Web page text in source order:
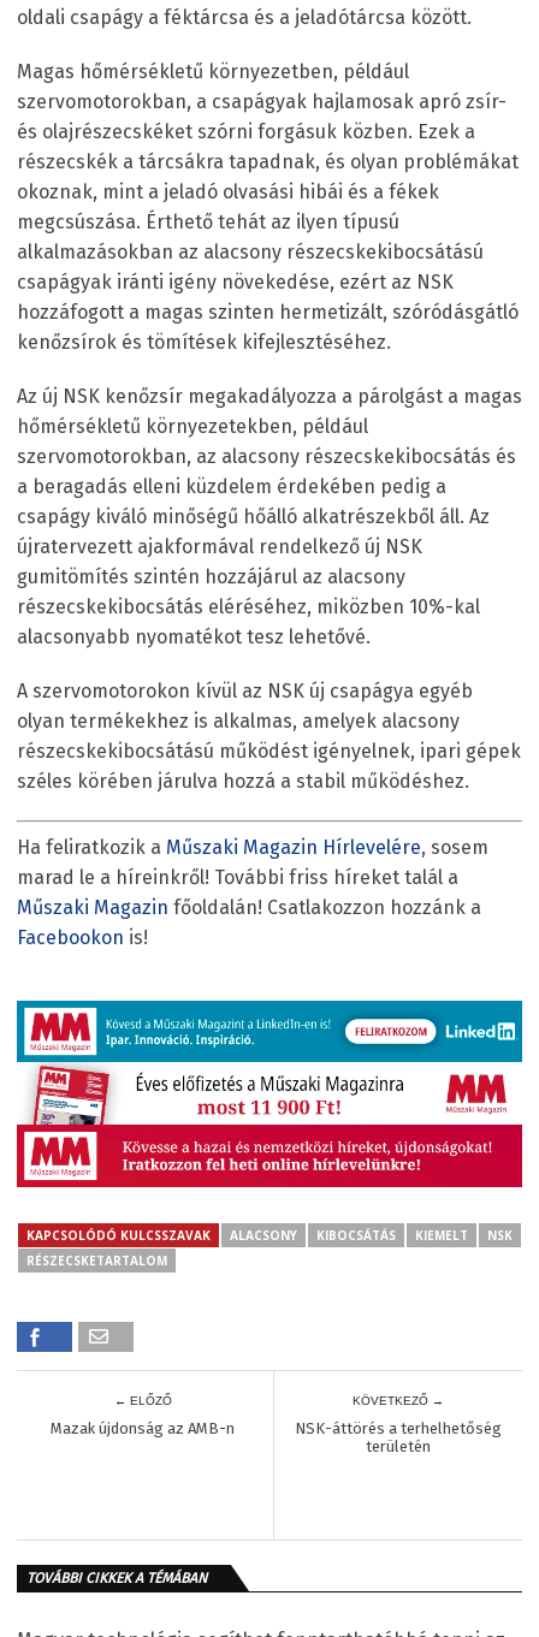
oldali csapágy a féktárcsa és a jeladótárcsa között.
Magas hőmérsékletű környezetben, például
szervomotorokban, a csapágyak hajlamosak apró zsír-
és olajrészecskéket szórni forgásuk közben. Ezek a
részecskék a tárcsákra tapadnak, és olyan problémákat
okoznak, mint a jeladó olvasási hibái és a fékek
megcsúszása. Érthető tehát az ilyen típusú
alkalmazásokban az alacsony részecskekibocsátású
csapágyak iránti igény növekedése, ezért az NSK
hozzáfogott a magas szinten hermetizált, szóródásgátló
kenőzsírok és tömítések kifejlesztéséhez.
Az új NSK kenőzsír megakadályozza a párolgást a magas
hőmérsékletű környezetekben, például
szervomotorokban, az alacsony részecskekibocsátás és
a beragadás elleni küzdelem érdekében pedig a
csapágy kiváló minőségű hőálló alkatrészekből áll. Az
újratervezett ajakformával rendelkező új NSK
gumitömítés szintén hozzájárul az alacsony
részecskekibocsátás eléréséhez, miközben 10%-kal
alacsonyabb nyomatékot tesz lehetővé.
A szervomotorokon kívül az NSK új csapágya egyéb
olyan termékekhez is alkalmas, amelyek alacsony
részecskekibocsátású működést igényelnek, ipari gépek
széles körében járulva hozzá a stabil működéshez.
Ha feliratkozik a Műszaki Magazin Hírlevelére, sosem
marad le a híreinkről! További friss híreket talál a
Műszaki Magazin főoldalán! Csatlakozzon hozzánk a
Facebookon is!
KAPCSOLÓDÓ KULCSSZAVAK ALACSONY KIBOCSÁTÁS KIEMELT
NSK
RÉSZECSKETARTALOM
← ELŐZŐ
Mazak újdonság az AMB-n
KÖVETKEZŐ →
NSK-áttörés a terhelhetőség
területén
TOVÁBBI CIKKEK A TÉMÁBAN